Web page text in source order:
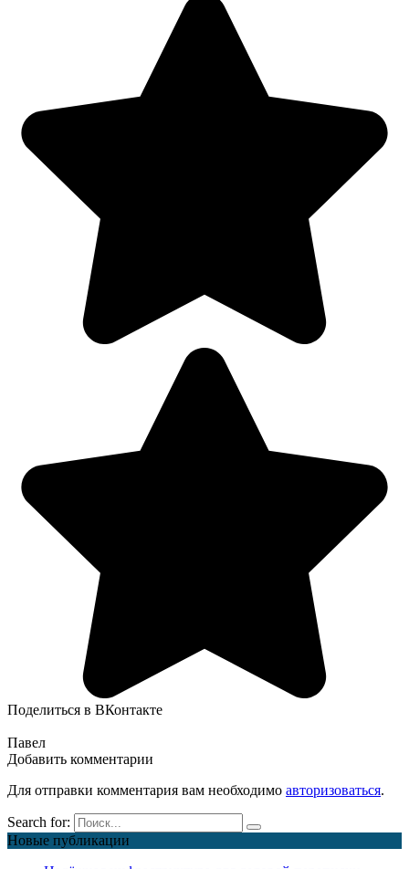
Поделиться в ВКонтакте
Павел
Добавить комментарии
Для отправки комментария вам необходимо авторизоваться.
Search for:
Новые публикации